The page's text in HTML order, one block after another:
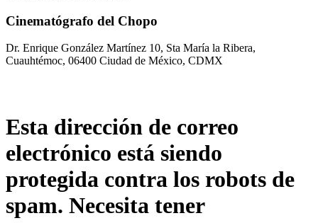
Cinematógrafo del Chopo
Dr. Enrique González Martínez 10, Sta María la Ribera,
Cuauhtémoc, 06400 Ciudad de México, CDMX
Esta dirección de correo
electrónico está siendo
protegida contra los robots de
spam. Necesita tener